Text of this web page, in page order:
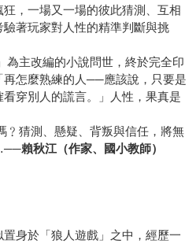
，一場又一場的彼此猜測、互相
著玩家對人性的精準判斷與挑
為主改編的小說問世，終於完全印
怎麼熟練的人──應該說，只要是
穿別人的謊言。」人性，果真是
﹖猜測、懸疑、背叛與信任，將無
賴秋江（作家、國小教師）
身於「狼人遊戲」之中，經歷一